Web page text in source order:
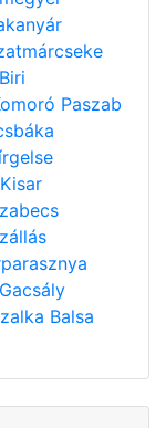
Biri
Paszab
Kisar
Gacsály
Balsa